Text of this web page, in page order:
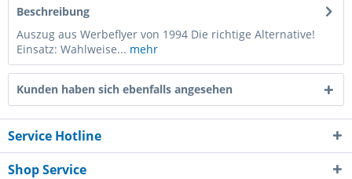
Beschreibung
Auszug aus Werbeflyer von 1994 Die richtige Alternative!
Einsatz: Wahlweise... mehr
Kunden haben sich ebenfalls angesehen
Service Hotline
Shop Service